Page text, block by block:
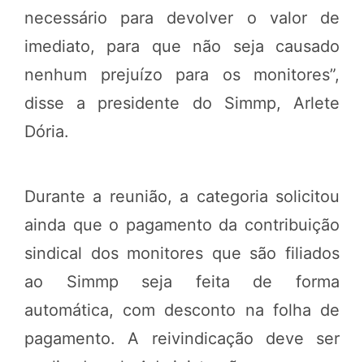
necessário para devolver o valor de
imediato, para que não seja causado
nenhum prejuízo para os monitores”,
disse a presidente do Simmp, Arlete
Dória.
Durante a reunião, a categoria solicitou
ainda que o pagamento da contribuição
sindical dos monitores que são filiados
ao Simmp seja feita de forma
automática, com desconto na folha de
pagamento. A reivindicação deve ser